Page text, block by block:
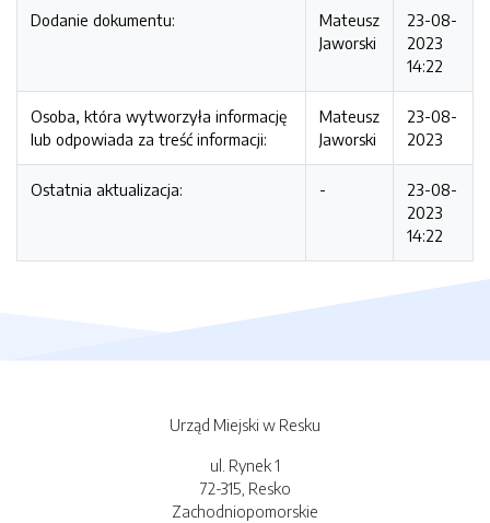
Dodanie dokumentu:
Mateusz
Jaworski
23-08-
2023
14:22
Osoba, która wytworzyła informację
lub odpowiada za treść informacji:
Mateusz
Jaworski
23-08-
2023
Ostatnia aktualizacja: -
23-08-
2023
14:22
Urząd Miejski w Resku
ul. Rynek 1
72-315, Resko
Zachodniopomorskie